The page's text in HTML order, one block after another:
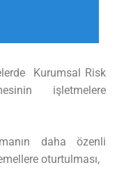
Kurumsal Risk
işletmelere
daha özenli
oturtulması,